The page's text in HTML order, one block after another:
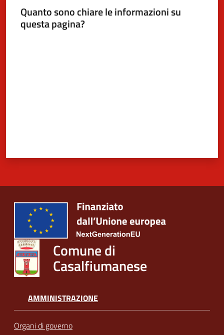
Quanto sono chiare le informazioni su
questa pagina?
Comune di
Casalfiumanese
AMMINISTRAZIONE
Organi di governo